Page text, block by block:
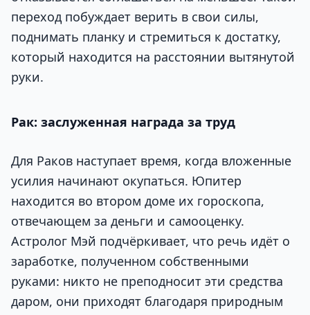
переход побуждает верить в свои силы,
поднимать планку и стремиться к достатку,
который находится на расстоянии вытянутой
руки.
Рак: заслуженная награда за труд
Для Раков наступает время, когда вложенные
усилия начинают окупаться. Юпитер
находится во втором доме их гороскопа,
отвечающем за деньги и самооценку.
Астролог Мэй подчёркивает, что речь идёт о
заработке, полученном собственными
руками: никто не преподносит эти средства
даром, они приходят благодаря природным